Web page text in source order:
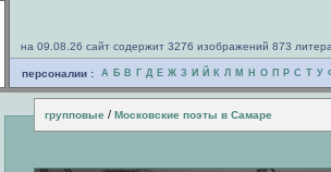
на 09.08.26 сайт содержит 3276 изображений 873
персоналии : А Б В Г Д Е Ж З И Й К Л М Н О П Р С Т У
групповые / Московские поэты в Самаре